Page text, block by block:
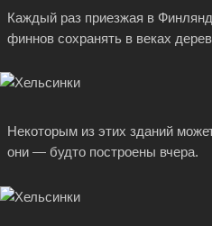
Каждый раз приезжая в
финнов сохранять в веках
Некоторым из этих зданий
они — будто построены вчера.